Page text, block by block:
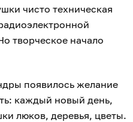
чисто техническая
творческое начало
появилось желание
каждый новый день,
люков, деревья, цветы.